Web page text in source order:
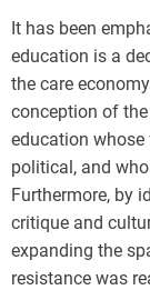
It has been
education is a
the care
conception of
education
political, and
Furthermore, by
critique and
expanding the
resistance was